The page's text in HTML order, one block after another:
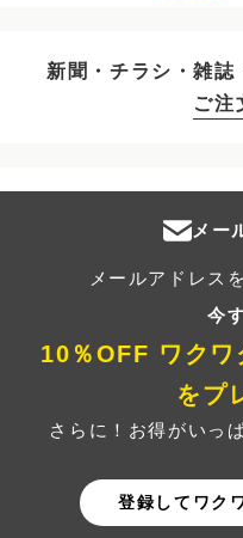
新聞・チラシ・雑誌
ご注
メー
メールアドレス
今
10％OFF ワクワ
をプ
さらに！お得がいっ
登録してワク